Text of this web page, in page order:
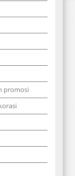
promosi